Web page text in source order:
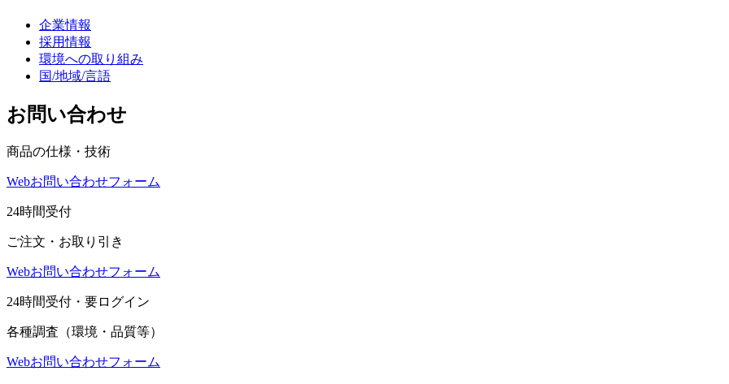
企業情報
採用情報
環境への取り組み
国/地域/言語
お問い合わせ
商品の仕様・技術
Webお問い合わせフォーム
24時間受付
ご注文・お取り引き
Webお問い合わせフォーム
24時間受付・要ログイン
各種調査（環境・品質等）
Webお問い合わせフォーム